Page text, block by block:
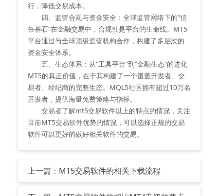
行，降低交易成本。
四、监管合规与资金安全：全球监管网络下的“信
任基石”在金融交易中，合规性是平台的生命线。MT5
平台通过与全球顶级监管机构合作，构建了多层次的
资金安全体系。
五、生态体系：从“工具平台”到“金融生态”的进化
MT5的真正价值，在于其构建了一个覆盖开发者、交
易者、经纪商的完整生态。MQL5社区拥有超过10万名
开发者，提供海量免费策略与指标。
交易者了解mt5交易软件以上的特点的情况，关注
目前MT5交易软件优势的情况，可以选择正规的交易
软件可以更好的做好相关软件的交易。
上一篇：MT5交易软件的相关下载流程